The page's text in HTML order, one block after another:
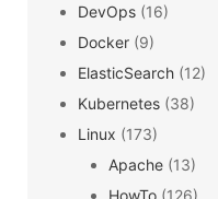
DevOps (16)
Docker (9)
ElasticSearch (12)
Kubernetes (38)
Linux (173)
Apache (13)
HowTo (126)